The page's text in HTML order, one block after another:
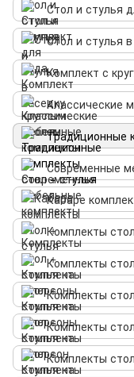
Стол и стулья
Стол и стулья
Комплект с
Классические
Традиционные
Современные
Кабаре
Комплекты
Комплекты
Комплекты
Комплекты
Комплекты